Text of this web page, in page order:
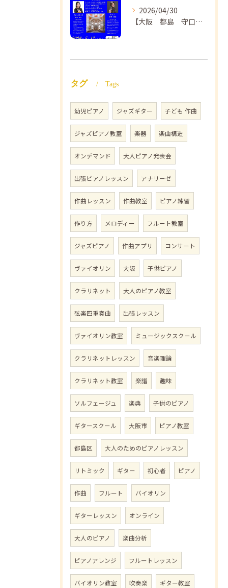
2026/04/30
【大阪 都島 守口】ヴァイオリン教室❣️NAOMIミュージックスクール🎵ヴァイオリン講師 上田哲子先生のコンサートのご案内❗️
タグ Tags
幼児ピアノ ジャズギター 子ども 作曲
ジャズピアノ教室 楽器 楽曲構造
オンデマンド 大人ピアノ発表会
出張ピアノレッスン アナリーゼ
作曲レッスン 作曲教室 ピアノ練習
作り方 メロディー フルート教室
ジャズピアノ 作曲アプリ コンサート
ヴァイオリン 大阪 子供ピアノ
クラリネット 大人のピアノ教室
弦楽四重奏曲 出張レッスン
ヴァイオリン教室 ミュージックスクール
クラリネットレッスン 音楽理論
クラリネット教室 楽譜 趣味
ソルフェージュ 楽典 子供のピアノ
ギタースクール 大阪市 ピアノ教室
都島区 大人のためのピアノレッスン
リトミック ギター 初心者 ピアノ
作曲 フルート バイオリン
ギターレッスン オンライン
大人のピアノ 楽曲分析
ピアノアレンジ フルートレッスン
バイオリン教室 吹奏楽 ギター教室